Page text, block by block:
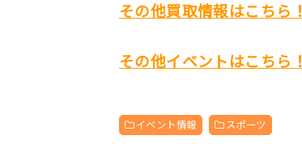
その他買取情報はこちら！
その他イベントはこちら！
イベント情報 スポーツ